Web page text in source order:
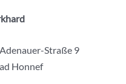
Straße 9
Honnef